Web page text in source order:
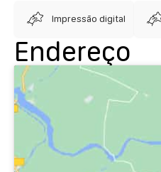
Impressão digital
Endereço